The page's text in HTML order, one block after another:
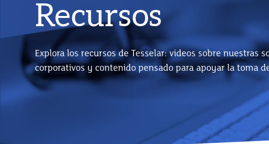
Recursos
Explora los recursos de Tesselar: videos sobre nuestras
corporativos y contenido pensado para apoyar la toma